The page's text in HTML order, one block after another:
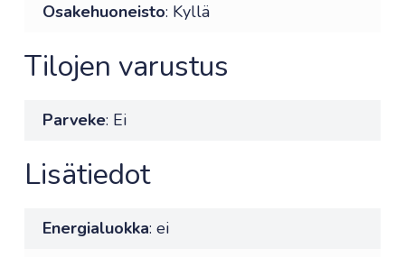
Osakehuoneisto: Kyllä
Tilojen varustus
Parveke: Ei
Lisätiedot
Energialuokka: ei